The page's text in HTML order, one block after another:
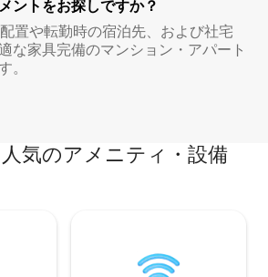
ントをお探しですか？
置や転勤時の宿泊先、および社宅
な家具完備のマンション・アパート
。
気のアメニティ・設備